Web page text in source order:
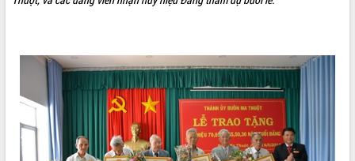
QUY HOẠCH - KẾ HOẠCH